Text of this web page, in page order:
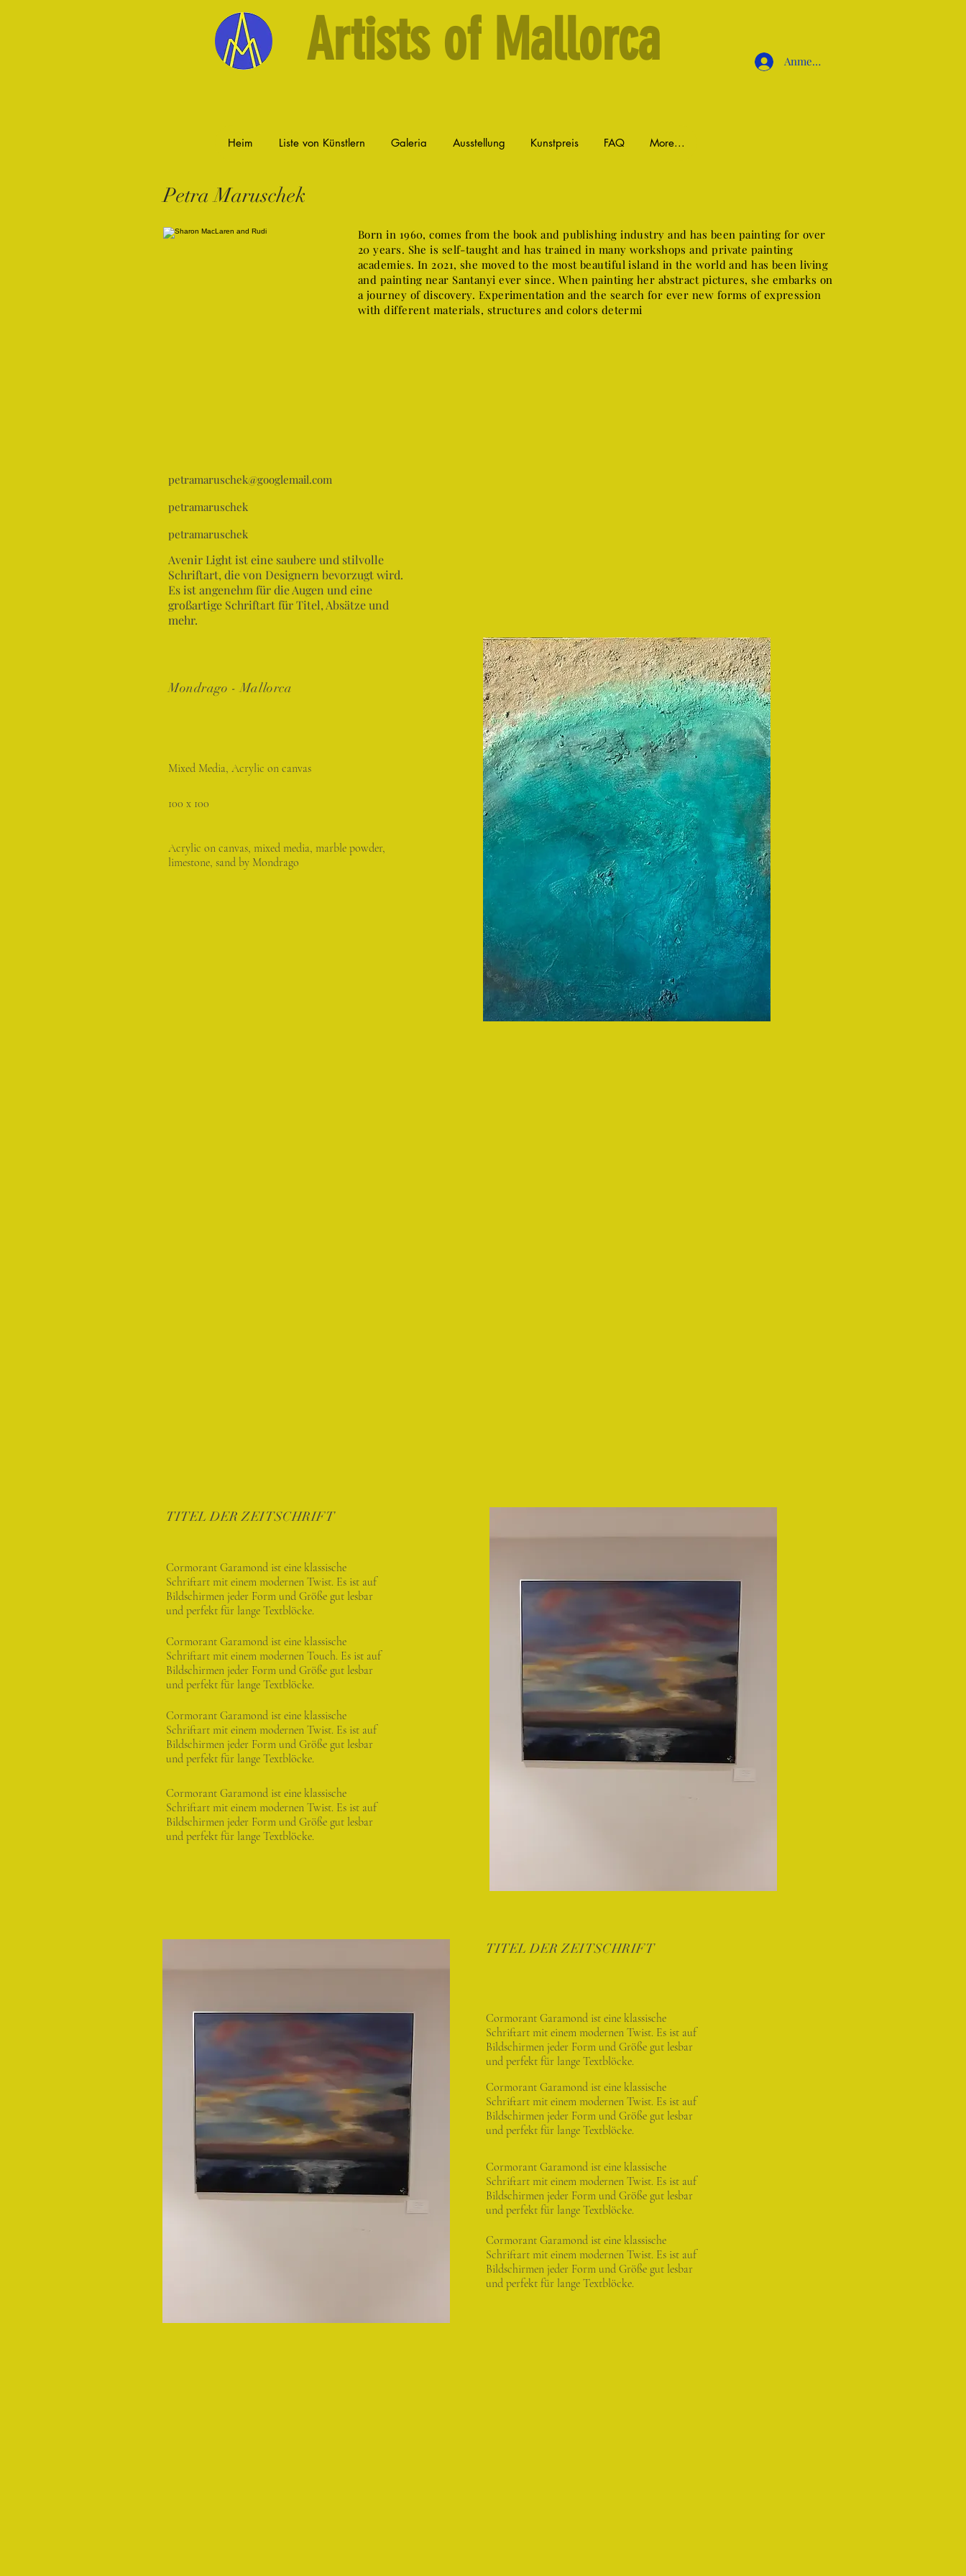
Artists of Mallorca Anmelden
Heim Liste von Künstlern Galeria Ausstellung Kunstpreis FAQ More...
Petra Maruschek
Born in 1960, comes from the book and publishing industry and has been painting for over
20 years. She is self-taught and has trained in many workshops and private painting
academies. In 2021, she moved to the most beautiful island in the world and has been living
and painting near Santanyi ever since. When painting her abstract pictures, she embarks on
a journey of discovery. Experimentation and the search for ever new forms of expression
with different materials, structures and colors determi
petramaruschek@googlemail.com
petramaruschek
petramaruschek
Avenir Light ist eine saubere und stilvolle
Schriftart, die von Designern bevorzugt wird.
Es ist angenehm für die Augen und eine
großartige Schriftart für Titel, Absätze und
mehr.
Mondrago - Mallorca
Mixed Media, Acrylic on canvas
100 x 100
Acrylic on canvas, mixed media, marble powder,
limestone, sand by Mondrago
TITEL DER ZEITSCHRIFT
Cormorant Garamond ist eine klassische
Schriftart mit einem modernen Twist. Es ist auf
Bildschirmen jeder Form und Größe gut lesbar
und perfekt für lange Textblöcke.
Cormorant Garamond ist eine klassische
Schriftart mit einem modernen Touch. Es ist auf
Bildschirmen jeder Form und Größe gut lesbar
und perfekt für lange Textblöcke.
Cormorant Garamond ist eine klassische
Schriftart mit einem modernen Twist. Es ist auf
Bildschirmen jeder Form und Größe gut lesbar
und perfekt für lange Textblöcke.
Cormorant Garamond ist eine klassische
Schriftart mit einem modernen Twist. Es ist auf
Bildschirmen jeder Form und Größe gut lesbar
und perfekt für lange Textblöcke.
TITEL DER ZEITSCHRIFT
Cormorant Garamond ist eine klassische
Schriftart mit einem modernen Twist. Es ist auf
Bildschirmen jeder Form und Größe gut lesbar
und perfekt für lange Textblöcke.
Cormorant Garamond ist eine klassische
Schriftart mit einem modernen Twist. Es ist auf
Bildschirmen jeder Form und Größe gut lesbar
und perfekt für lange Textblöcke.
Cormorant Garamond ist eine klassische
Schriftart mit einem modernen Twist. Es ist auf
Bildschirmen jeder Form und Größe gut lesbar
und perfekt für lange Textblöcke.
Cormorant Garamond ist eine klassische
Schriftart mit einem modernen Twist. Es ist auf
Bildschirmen jeder Form und Größe gut lesbar
und perfekt für lange Textblöcke.